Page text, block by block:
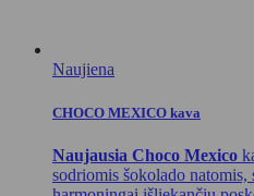
Naujiena
CHOCO MEXICO kava
Naujausia Choco Mexico
sodriomis šokolado